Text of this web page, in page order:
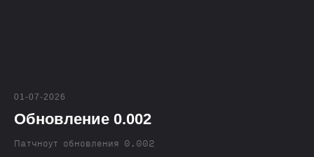
01-07-2026
Обновление 0.002
Патчноут обновления 0.002